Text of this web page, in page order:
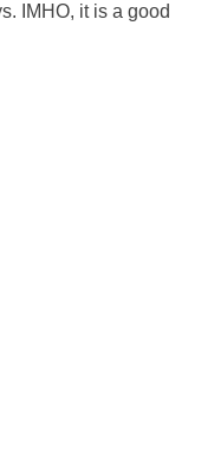
IMHO, it is a good